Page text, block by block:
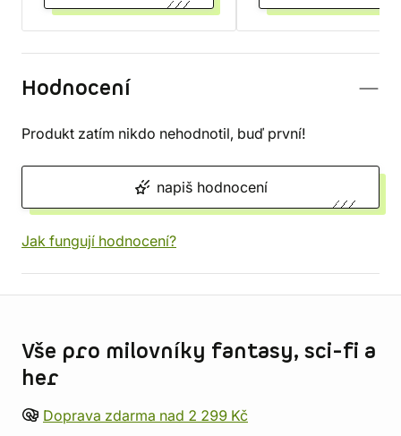
Hodnocení
Produkt zatím nikdo nehodnotil, buď první!
napiš hodnocení
Jak fungují hodnocení?
Vše pro milovníky fantasy, sci-fi a
her
Doprava zdarma nad 2 299 Kč